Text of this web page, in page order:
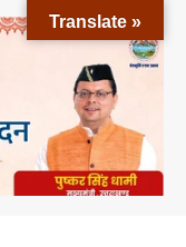
Translate »